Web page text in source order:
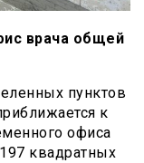
врача общей
пунктов
к
офиса
квадратных